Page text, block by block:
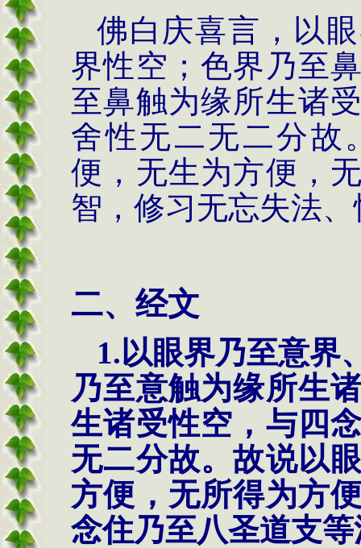
佛白庆喜言，以
界性空；色界乃至
至鼻触为缘所生诸
舍性无二无二分故
便，无生为方便，
智，修习无忘失法
二、经文
1.以眼界乃至意界
乃至意触为缘所生
生诸受性空，与四
无二分故。故说以
方便，无所得为方
念住乃至八圣道支等